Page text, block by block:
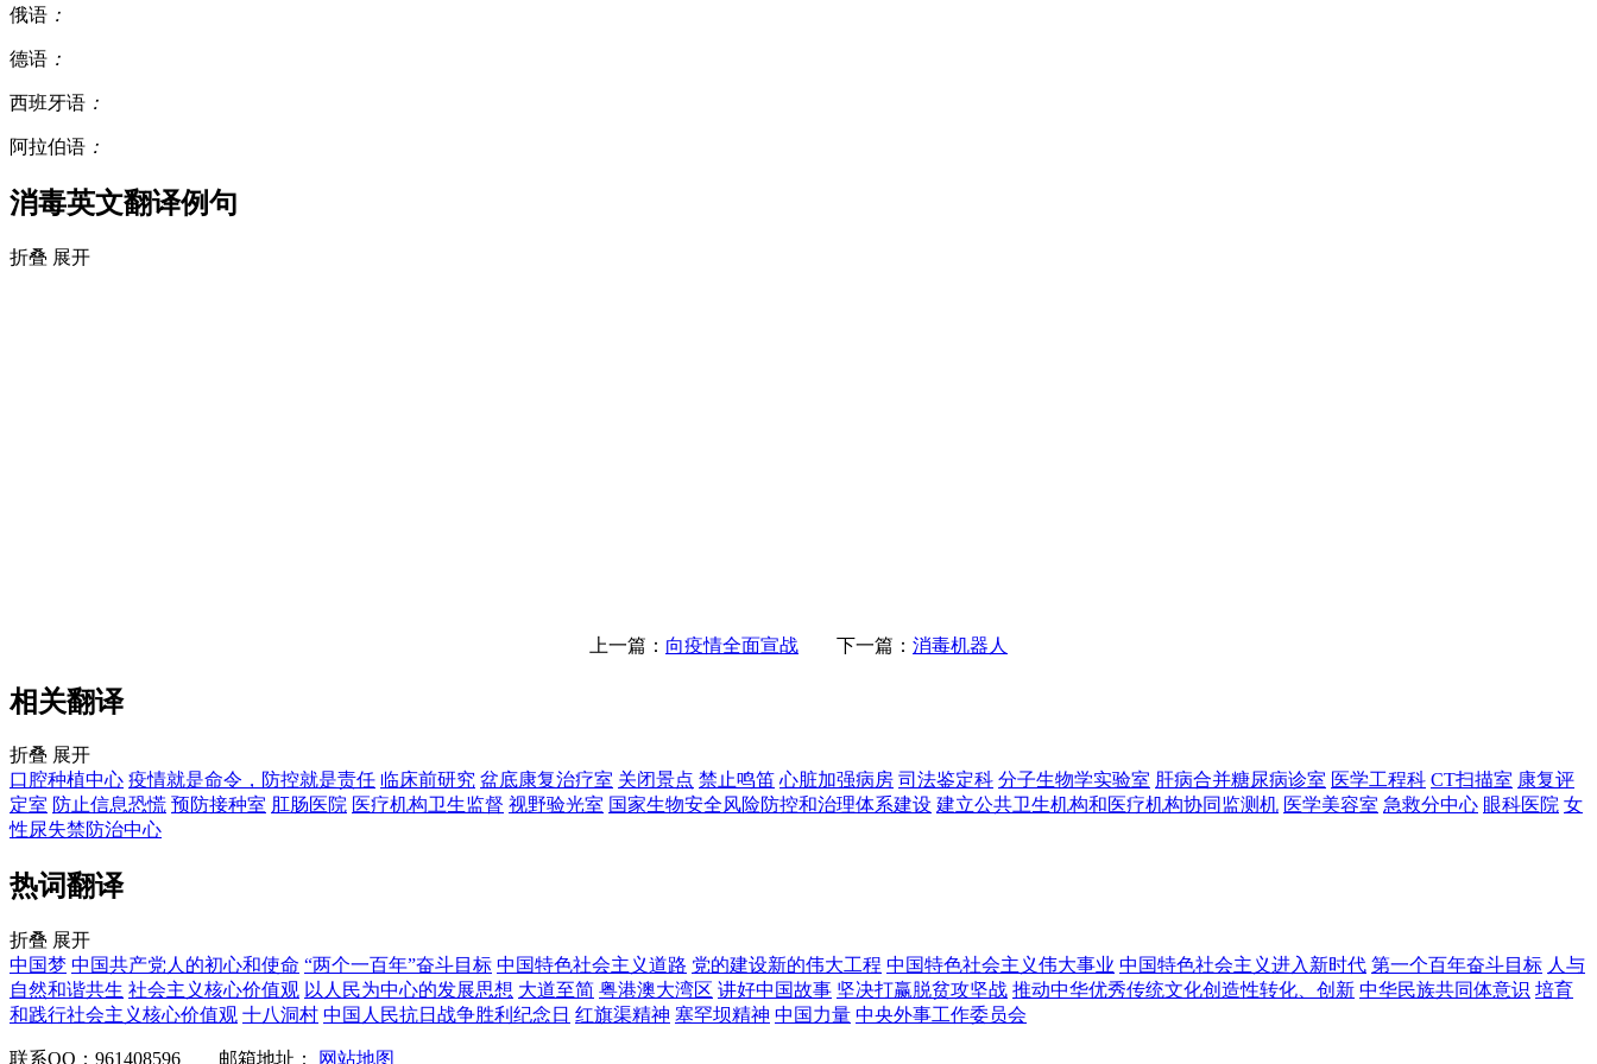
俄语 ：
德语 ：
西班牙语 ：
阿拉伯语 ：
消毒英文翻译例句
折叠 展开
上一篇： 向疫情全面宣战 下一篇： 消毒机器人
相关翻译
折叠 展开
口腔种植中心 疫情就是命令，防控就是责任 临床前研究 盆底康复治疗室 关闭景点 禁止鸣笛 心脏加强病房 司法鉴定科 分子生物学实验室 肝病合并糖尿病诊室 医学工程科 CT扫描室 康复评
定室 防止信息恐慌 预防接种室 肛肠医院 医疗机构卫生监督 视野验光室 国家生物安全风险防控和治理体系建设 建立公共卫生机构和医疗机构协同监测机 医学美容室 急救分中心 眼科医院 女
性尿失禁防治中心
热词翻译
折叠 展开
中国梦 中国共产党人的初心和使命 “两个一百年”奋斗目标 中国特色社会主义道路 党的建设新的伟大工程 中国特色社会主义伟大事业 中国特色社会主义进入新时代 第一个百年奋斗目标 人与
自然和谐共生 社会主义核心价值观 以人民为中心的发展思想 大道至简 粤港澳大湾区 讲好中国故事 坚决打赢脱贫攻坚战 推动中华优秀传统文化创造性转化、创新 中华民族共同体意识 培育
和践行社会主义核心价值观 十八洞村 中国人民抗日战争胜利纪念日 红旗渠精神 塞罕坝精神 中国力量 中央外事工作委员会
联系QQ：961408596 邮箱地址： 网站地图